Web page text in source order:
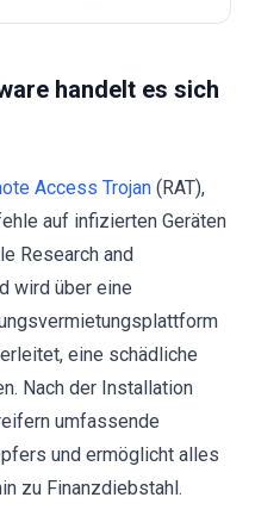
handelt es sich
Access Trojan (RAT),
auf infizierten Geräten
Research and
wird über eine
eine schädliche
Nach der Installation
umfassende
und ermöglicht alles
zu Finanzdiebstahl.